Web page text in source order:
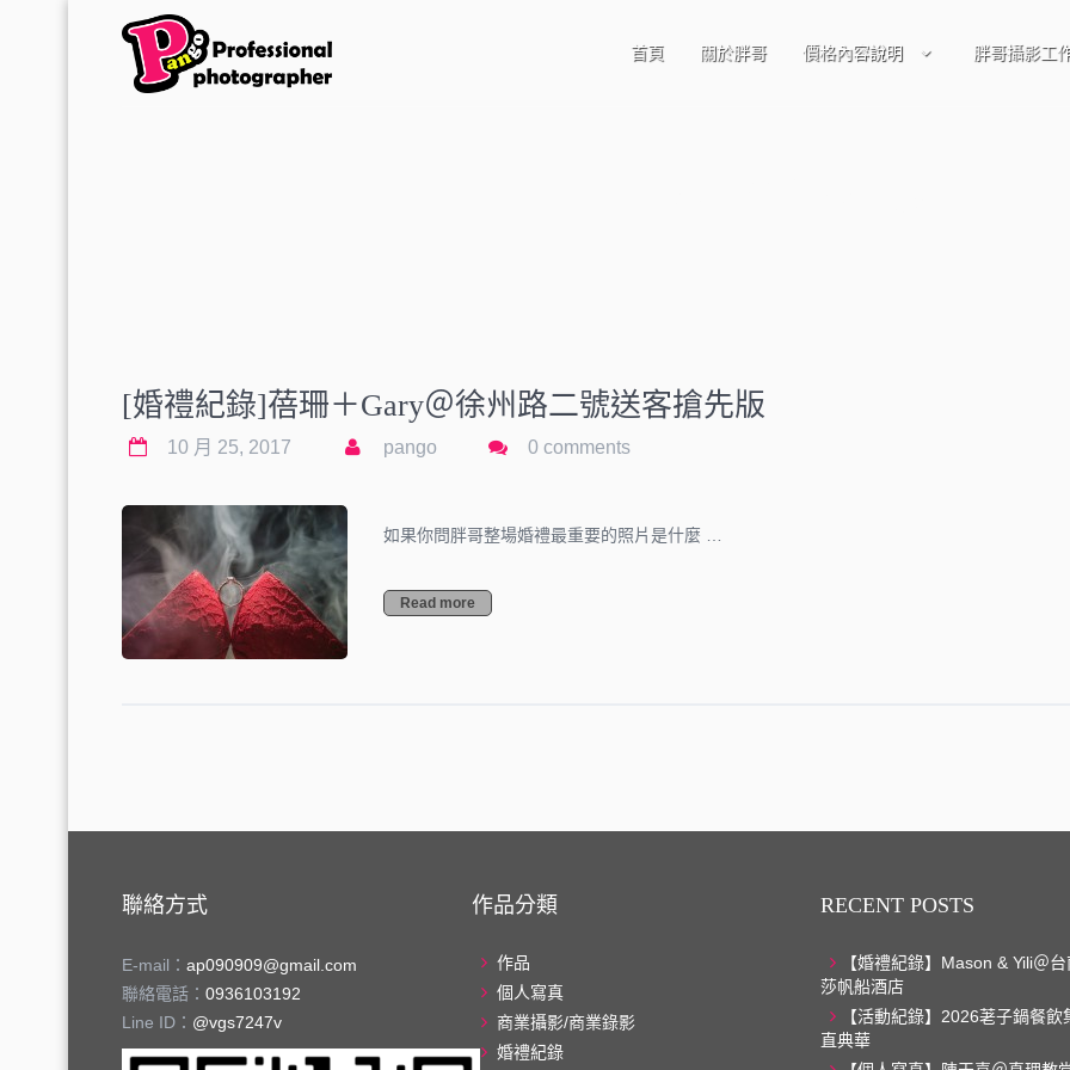
首頁 關於胖哥 價格內容說明 胖哥攝影工
[婚禮紀錄]蓓珊＋Gary＠徐州路二號送客搶先版
10 月 25, 2017 pango 0 comments
如果你問胖哥整場婚禮最重要的照片是什麼 …
Read more
聯絡方式
E-mail： ap090909@gmail.com
聯絡電話： 0936103192
Line ID： @vgs7247v
作品分類
作品
個人寫真
商業攝影/商業錄影
婚禮紀錄
RECENT POSTS
【婚禮紀錄】Mason & Yili＠
莎帆船酒店
【活動紀錄】2026荖子鍋餐飲
直典華